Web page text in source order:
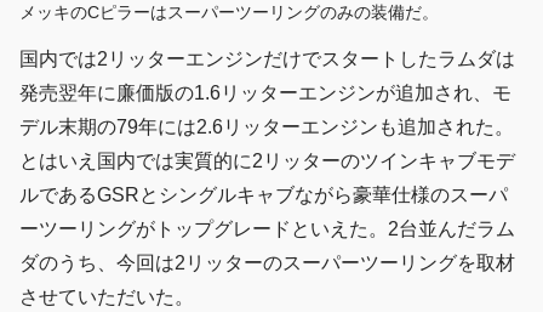
メッキのCピラーはスーパーツーリングのみの装備だ。
国内では2リッターエンジンだけでスタートしたラムダは
発売翌年に廉価版の1.6リッターエンジンが追加され、モ
デル末期の79年には2.6リッターエンジンも追加された。
とはいえ国内では実質的に2リッターのツインキャブモデ
ルであるGSRとシングルキャブながら豪華仕様のスーパ
ーツーリングがトップグレードといえた。2台並んだラム
ダのうち、今回は2リッターのスーパーツーリングを取材
させていただいた。